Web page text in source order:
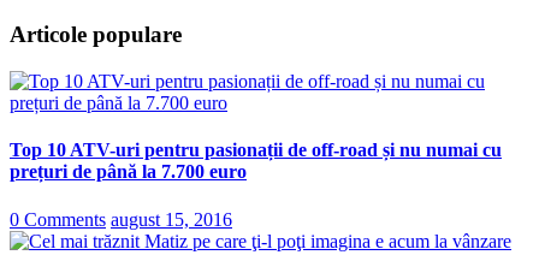
Articole populare
Top 10 ATV-uri pentru pasionații de off-road și nu numai cu
prețuri de până la 7.700 euro
0 Comments august 15, 2016